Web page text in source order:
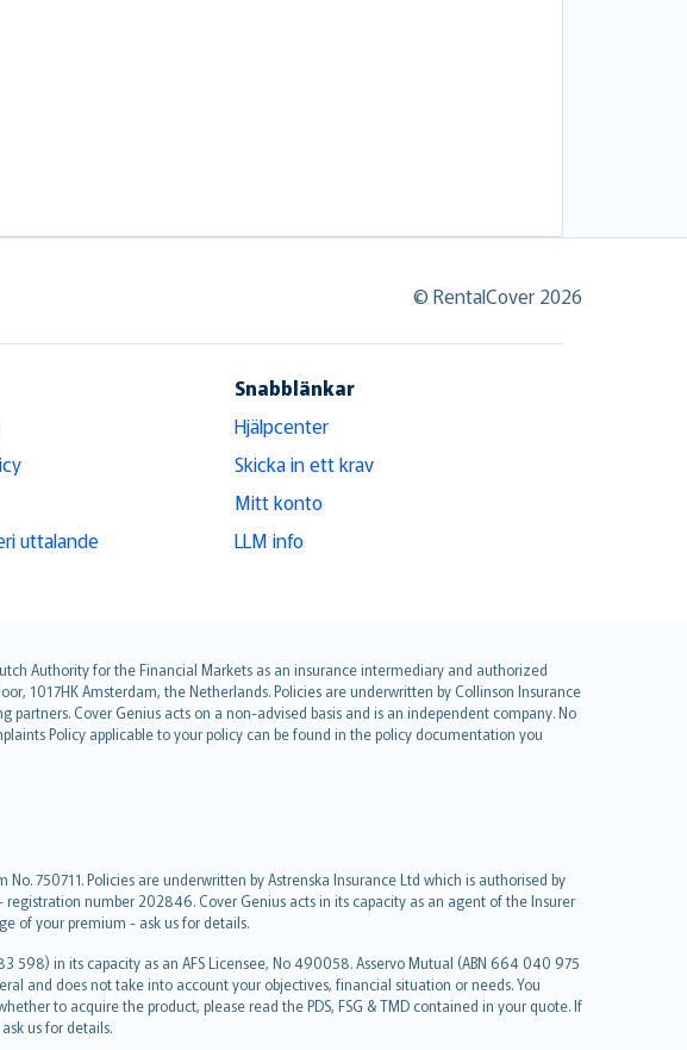
© RentalCover 2026
uttalande
Snabblänkar
Hjälpcenter
Skicka in ett krav
Mitt konto
LLM info
Authority for the Financial Markets as an insurance intermediary and authorized
1017HK Amsterdam, the Netherlands. Policies are underwritten by Collinson Insurance
Cover Genius acts on a non-advised basis and is an independent company. No
Policy applicable to your policy can be found in the policy documentation you
750711. Policies are underwritten by Astrenska Insurance Ltd which is authorised by
number 202846. Cover Genius acts in its capacity as an agent of the Insurer
of your premium - ask us for details.
598) in its capacity as an AFS Licensee, No 490058. Asservo Mutual (ABN 664 040 975
and does not take into account your objectives, financial situation or needs. You
to acquire the product, please read the PDS, FSG & TMD contained in your quote. If
us for details.